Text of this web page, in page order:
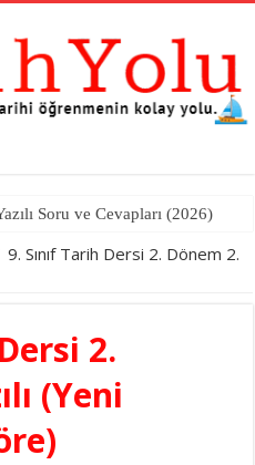
Soru ve Cevapları (2026)
9. Sınıf Tarih Dersi 2. Dönem 2.
2.
(Yeni